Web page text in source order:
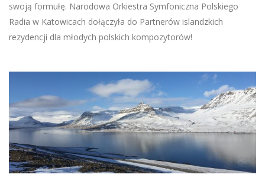
swoją formułę. Narodowa Orkiestra Symfoniczna Polskiego
Radia w Katowicach dołączyła do Partnerów islandzkich
rezydencji dla młodych polskich kompozytorów!